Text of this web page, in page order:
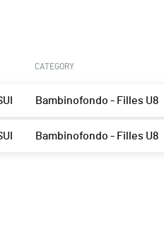
CATEGORY
Bambinofondo - Filles U8
Bambinofondo - Filles U8